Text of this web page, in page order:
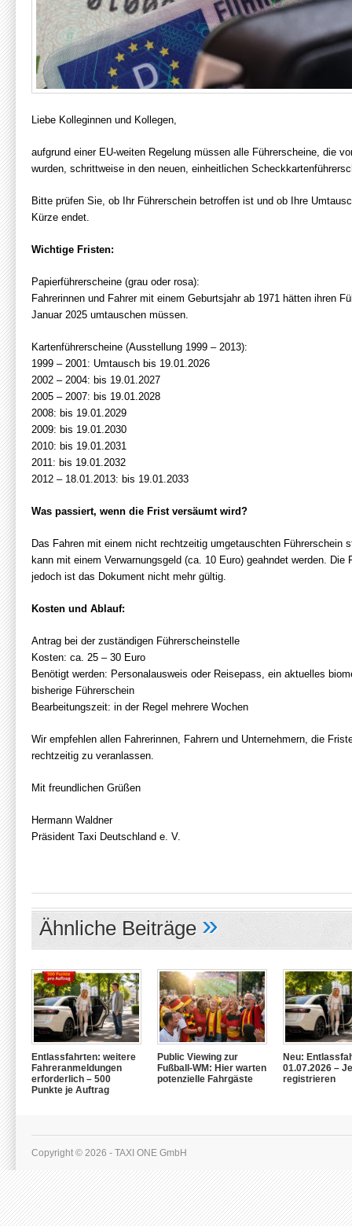
Liebe Kolleginnen und Kollegen,
aufgrund einer EU-weiten Regelung müssen alle Führerscheine, die
wurden, schrittweise in den neuen, einheitlichen
Bitte prüfen Sie, ob Ihr Führerschein betroffen ist und ob Ihre
Kürze endet.
Wichtige Fristen:
Papierführerscheine (grau oder rosa):
Fahrerinnen und Fahrer mit einem Geburtsjahr ab 1971 hätten ihren
Januar 2025 umtauschen müssen.
Kartenführerscheine (Ausstellung 1999 – 2013):
1999 – 2001: Umtausch bis 19.01.2026
2002 – 2004: bis 19.01.2027
2005 – 2007: bis 19.01.2028
2008: bis 19.01.2029
2009: bis 19.01.2030
2010: bis 19.01.2031
2011: bis 19.01.2032
2012 – 18.01.2013: bis 19.01.2033
Was passiert, wenn die Frist versäumt wird?
Das Fahren mit einem nicht rechtzeitig umgetauschten Führerschein
kann mit einem Verwarnungsgeld (ca. 10 Euro) geahndet werden.
jedoch ist das Dokument nicht mehr gültig.
Kosten und Ablauf:
Antrag bei der zuständigen Führerscheinstelle
Kosten: ca. 25 – 30 Euro
Benötigt werden: Personalausweis oder Reisepass, ein aktuelles
bisherige Führerschein
Bearbeitungszeit: in der Regel mehrere Wochen
Wir empfehlen allen Fahrerinnen, Fahrern und Unternehmern, die
rechtzeitig zu veranlassen.
Mit freundlichen Grüßen
Hermann Waldner
Präsident Taxi Deutschland e. V.
Ähnliche Beiträge »
Entlassfahrten: weitere
Fahreranmeldungen
erforderlich – 500
Punkte je Auftrag
Public Viewing zur
Fußball-WM: Hier warten
potenzielle Fahrgäste
Neu:
01.07.2026 –
registrieren
Copyright © 2026 - TAXI ONE GmbH